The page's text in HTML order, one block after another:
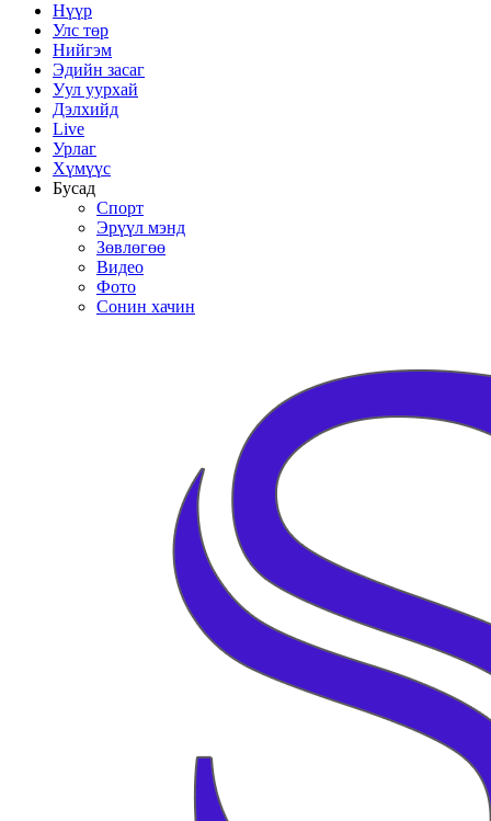
Нүүр
Улс төр
Нийгэм
Эдийн засаг
Уул уурхай
Дэлхийд
Live
Урлаг
Хүмүүс
Бусад
Спорт
Эрүүл мэнд
Зөвлөгөө
Видео
Фото
Сонин хачин